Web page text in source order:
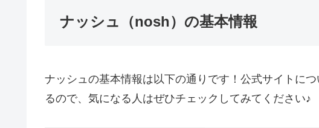
ナッシュ（nosh）の基本情報
ナッシュの基本情報は以下の通りです！公式サイトに
るので、気になる人はぜひチェックしてみてください♪